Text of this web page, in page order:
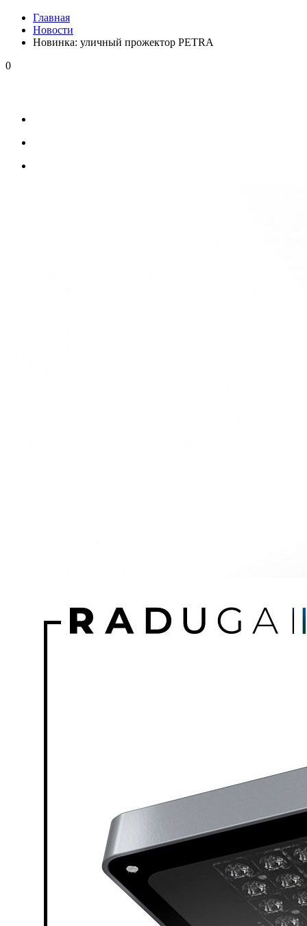
Главная
Новости
Новинка: уличный прожектор PETRA
0